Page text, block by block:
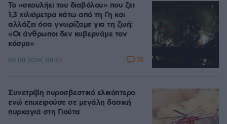
Το «σκουλήκι του διαβόλου» που ζει
1,3 χιλιόμετρα κάτω από τη Γη και
αλλάζει όσα γνωρίζαμε για τη ζωή:
«Οι άνθρωποι δεν κυβερνάμε τον
κόσμο»
08.08.2026, 08:57 70
Συνετρίβη πυροσβεστικό ελικόπτερο
ενώ επιχειρούσε σε μεγάλη δασική
πυρκαγιά στη Γιούτα